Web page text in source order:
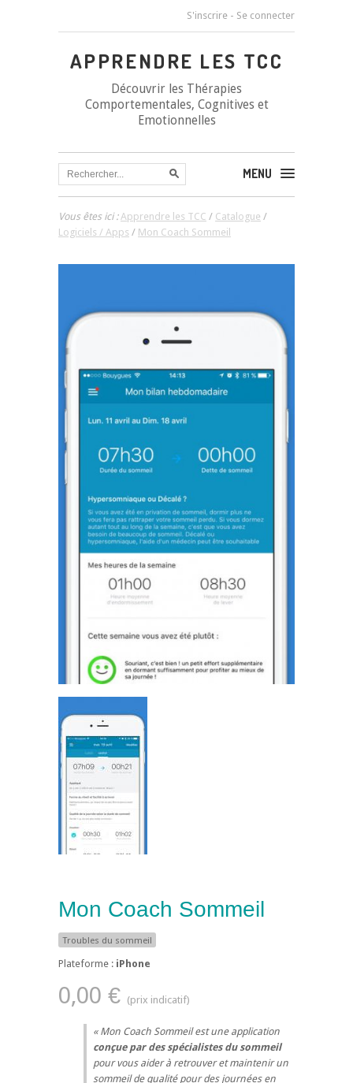
S'inscrire - Se connecter
APPRENDRE LES TCC
Découvrir les Thérapies
Comportementales, Cognitives et
Emotionnelles
MENU
Vous êtes ici :Apprendre les TCC / Catalogue /
Logiciels / Apps / Mon Coach Sommeil
Mon Coach Sommeil
Troubles du sommeil
Plateforme : iPhone
0,00 €
Mon Coach Sommeil est une application
conçue par des spécialistes du sommeil
pour vous aider à retrouver et maintenir un
sommeil de qualité pour des journées en